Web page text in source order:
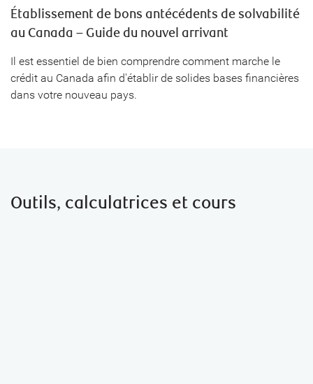
Établissement de bons antécédents de solvabilité
au Canada – Guide du nouvel arrivant
Il est essentiel de bien comprendre comment marche le
crédit au Canada afin d'établir de solides bases financières
dans votre nouveau pays.
Outils, calculatrices et cours